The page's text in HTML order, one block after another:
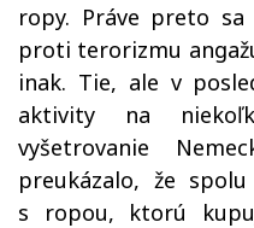
ropy. Práve preto
proti terorizmu
inak. Tie, ale v
aktivity na
vyšetrovanie
preukázalo, že
s ropou, ktorú